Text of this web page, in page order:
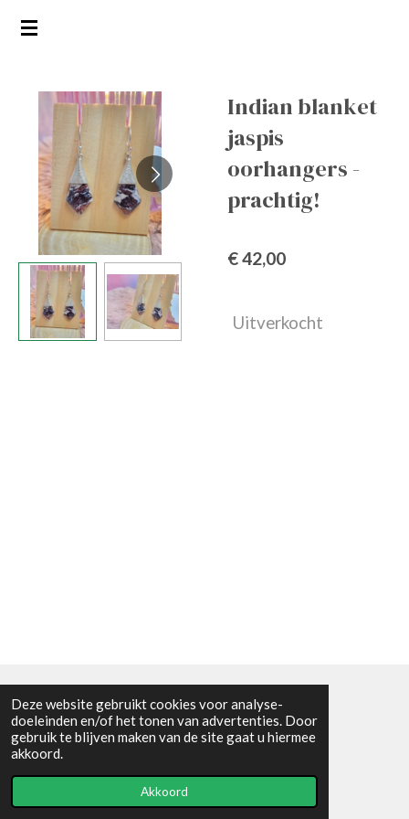
Deze website gebruikt cookies voor analyse-
doeleinden en/of het tonen van advertenties. Door
gebruik te blijven maken van de site gaat u hiermee
akkoord.
Akkoord
Ga
hoofdinhoud
Indian blanket
jaspis
oorhangers -
prachtig!
€ 42,00
Uitverkocht
Algemene voorwaarden
© 2021 - RC en mineralenshop Het vlinderpad